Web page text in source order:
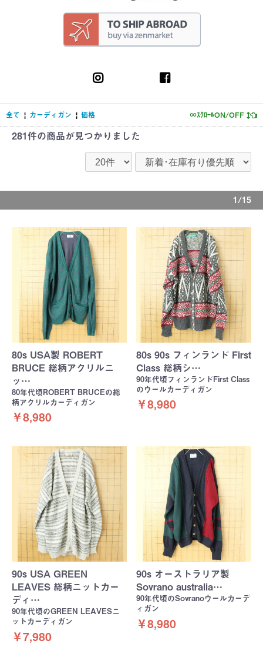
全て | カーディガン | 価格 ∞ｽｸﾛｰﾙON/OFF
281件の商品が見つかりました
1/15
80s USA製 ROBERT
BRUCE 総柄アクリルニ
ッ…
80年代頃ROBERT BRUCEの総
柄アクリルカーディガン
￥8,980
80s 90s フィンランド First
Class 総柄シ…
90年代頃フィンランドFirst Class
のウールカーディガン
￥8,980
90s USA GREEN
LEAVES 総柄ニットカー
ディ…
90年代頃のGREEN LEAVESニ
ットカーディガン
￥7,980
90s オーストラリア製
Sovrano australia…
90年代頃のSovranoウールカーデ
ィガン
￥8,980